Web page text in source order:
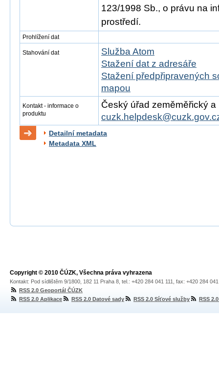
123/1998 Sb., o právu na
prostředí.
Prohlížení dat
Stahování dat
Služba Atom
Stažení dat z adresáře
Stažení předpřipravených
mapou
Kontakt - informace o
produktu
Český úřad zeměměřický
Detailní metadata
Metadata XML
Copyright © 2010 ČÚZK, Všechna práva vyhrazena
Kontakt: Pod sídlištěm 9/1800, 182 11 Praha 8, tel.: +420 284 041 111, fax: +420 284
RSS 2.0 Geoportál ČÚZK
RSS 2.0 Aplikace
RSS 2.0 Datové sady RSS 2.0 Síťové služby RSS